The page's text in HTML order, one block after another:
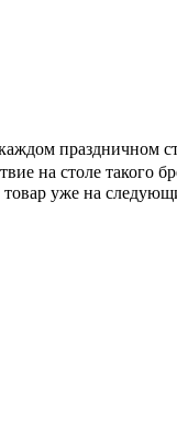
праздничном
на столе такого
товар уже на